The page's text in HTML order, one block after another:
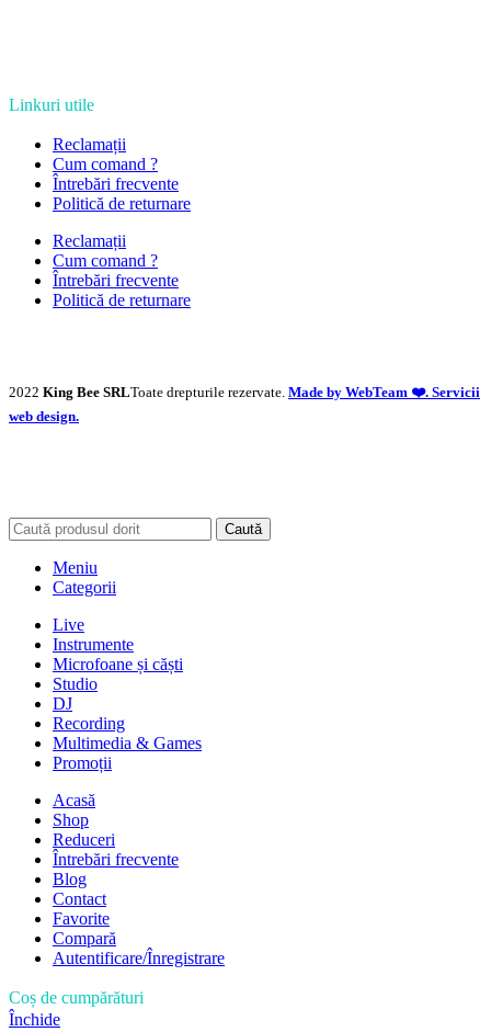
Linkuri utile
Reclamații
Cum comand ?
Întrebări frecvente
Politică de returnare
Reclamații
Cum comand ?
Întrebări frecvente
Politică de returnare
2022 King Bee SRLToate drepturile rezervate. Made by WebTeam ❤️. Servicii
web design.
Caută
Meniu
Categorii
Live
Instrumente
Microfoane și căști
Studio
DJ
Recording
Multimedia & Games
Promoții
Acasă
Shop
Reduceri
Întrebări frecvente
Blog
Contact
Favorite
Compară
Autentificare/Înregistrare
Coș de cumpărături
Închide